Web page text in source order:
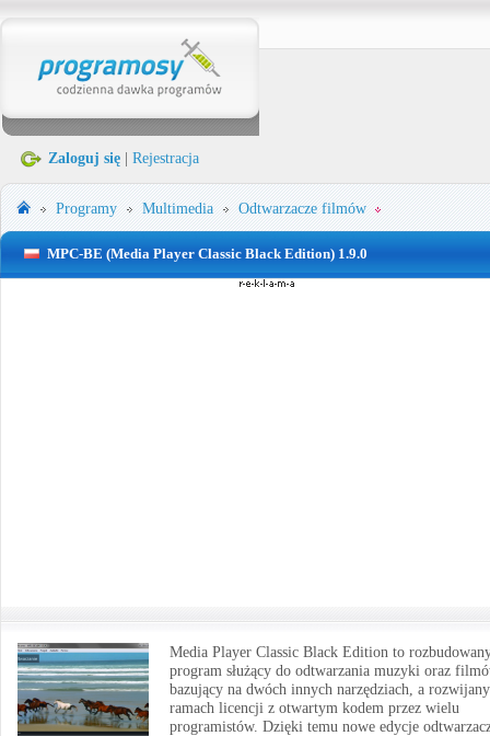
Zaloguj się Rejestracja
Programy Multimedia Odtwarzacze filmów
MPC-BE (Media Player Classic Black Edition) 1.9.0
Media Player Classic Black Edition to
program służący do odtwarzania muzyki oraz
bazujący na dwóch innych narzędziach, a
ramach licencji z otwartym kodem przez wielu
programistów. Dzięki temu nowe edycje